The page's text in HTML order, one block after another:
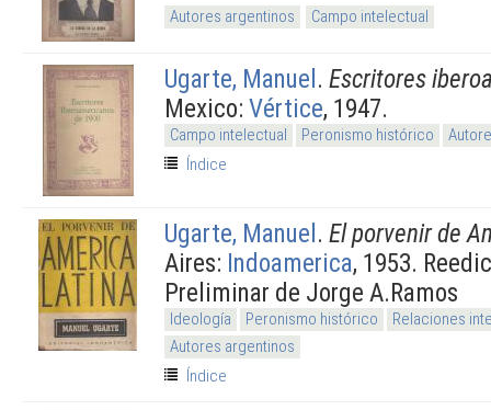
Autores argentinos Campo intelectual
Ugarte, Manuel. Escritores
Mexico: Vértice, 1947.
Campo intelectual Peronismo histórico
Índice
Ugarte, Manuel. El porvenir de
Aires: Indoamerica, 1953.
Preliminar de Jorge A.Ramos
Ideología Peronismo histórico
Relaciones
Autores argentinos
Índice